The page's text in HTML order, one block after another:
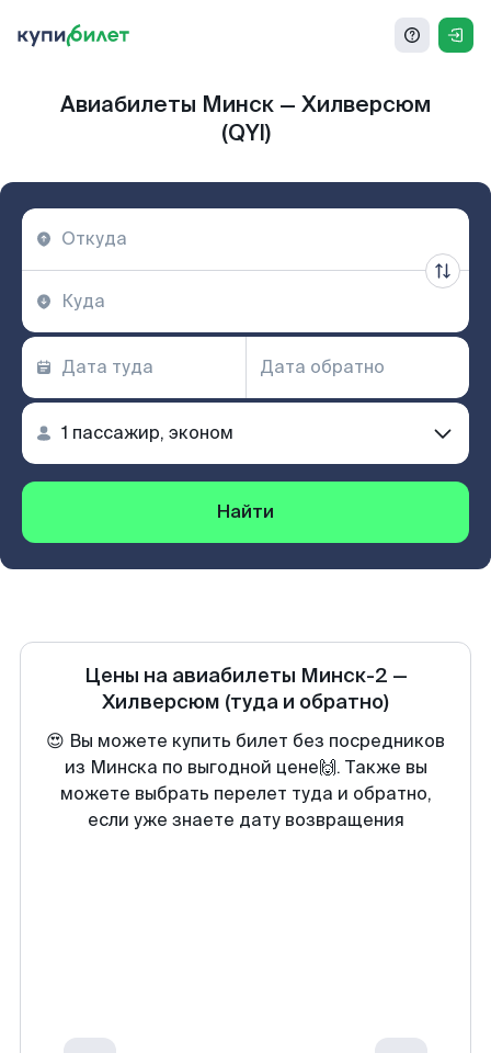
Авиабилеты Минск — Хилверсюм
(QYI)
Найти
Цены на авиабилеты Минск-2 —
Хилверсюм (туда и обратно)
😍 Вы можете купить билет без посредников
из Минска по выгодной цене🙌. Также вы
можете выбрать перелет туда и обратно,
если уже знаете дату возвращения